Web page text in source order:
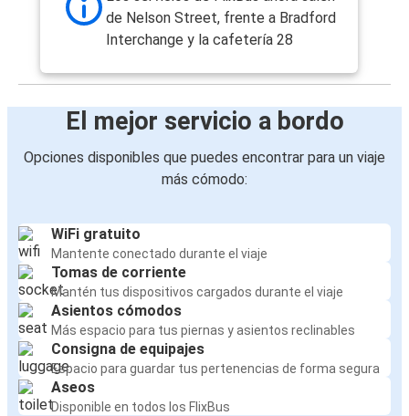
de Nelson Street, frente a Bradford
Interchange y la cafetería 28
El mejor servicio a bordo
Opciones disponibles que puedes encontrar para un viaje
más cómodo:
WiFi gratuito
Mantente conectado durante el viaje
Tomas de corriente
Mantén tus dispositivos cargados durante el viaje
Asientos cómodos
Más espacio para tus piernas y asientos reclinables
Consigna de equipajes
Espacio para guardar tus pertenencias de forma segura
Aseos
Disponible en todos los FlixBus